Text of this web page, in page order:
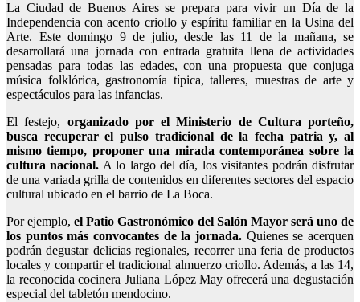
La Ciudad de Buenos Aires se prepara para vivir un Día de la
Independencia con acento criollo y espíritu familiar en la Usina del
Arte. Este domingo 9 de julio, desde las 11 de la mañana, se
desarrollará una jornada con entrada gratuita llena de actividades
pensadas para todas las edades, con una propuesta que conjuga
música folklórica, gastronomía típica, talleres, muestras de arte y
espectáculos para las infancias.
El festejo, organizado por el Ministerio de Cultura porteño,
busca recuperar el pulso tradicional de la fecha patria y, al
mismo tiempo, proponer una mirada contemporánea sobre la
cultura nacional. A lo largo del día, los visitantes podrán disfrutar
de una variada grilla de contenidos en diferentes sectores del espacio
cultural ubicado en el barrio de La Boca.
Por ejemplo,el Patio Gastronómico del Salón Mayor será uno de
los puntos más convocantes de la jornada. Quienes se acerquen
podrán degustar delicias regionales, recorrer una feria de productos
locales y compartir el tradicional almuerzo criollo. Además, a las 14,
la reconocida cocinera Juliana López May ofrecerá una degustación
especial del tabletón mendocino.